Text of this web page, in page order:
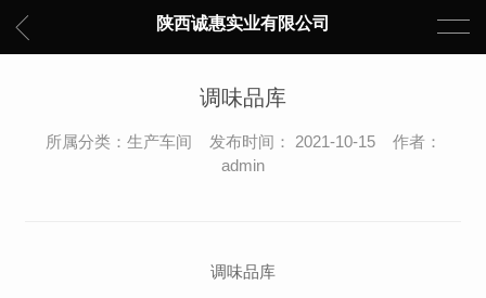
陕西诚惠实业有限公司
调味品库
所属分类：生产车间 发布时间： 2021-10-15 作者：
admin
调味品库